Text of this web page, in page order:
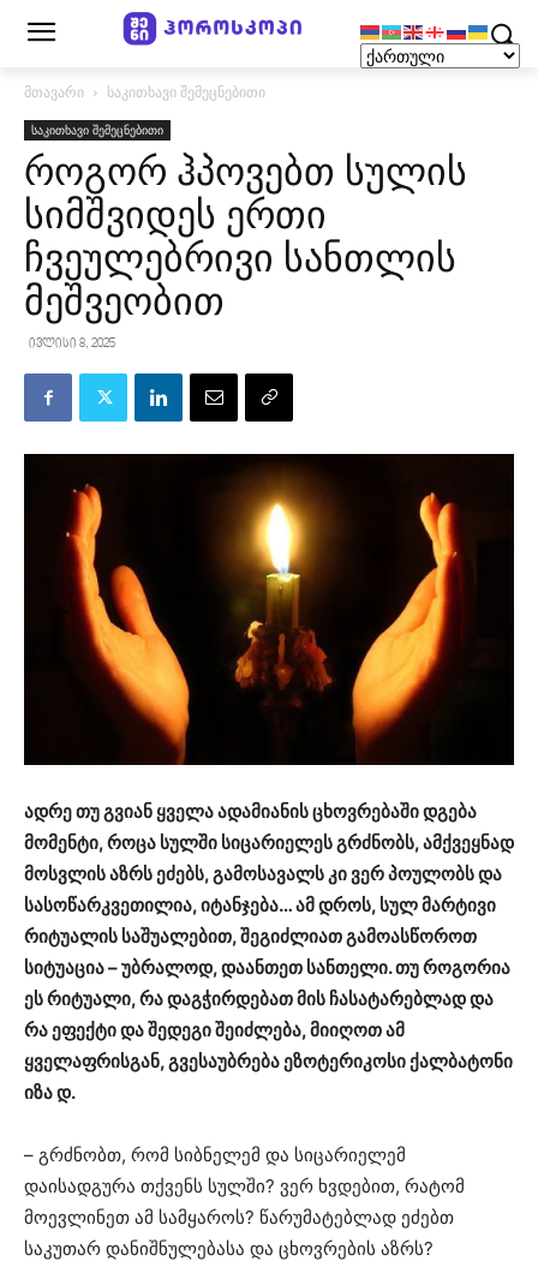
მთავარი საკითხავი შემეცნებითი
საკითხავი შემეცნებითი
როგორ ჰპოვებთ სულის
სიმშვიდეს ერთი
ჩვეულებრივი სანთლის
მეშვეობით
ივლისი 8, 2025
ადრე თუ გვიან ყველა ადამიანის ცხოვრებაში დგება
მომენტი, როცა სულში სიცარიელეს გრძნობს, ამქვეყნად
მოსვლის აზრს ეძებს, გამოსავალს კი ვერ პოულობს და
სასოწარკვეთილია, იტანჯება… ამ დროს, სულ მარტივი
რიტუალის საშუალებით, შეგიძლიათ გამოასწოროთ
სიტუაცია – უბრალოდ, დაანთეთ სანთელი. თუ როგორია
ეს რიტუალი, რა დაგჭირდებათ მის ჩასატარებლად და
რა ეფექტი და შედეგი შეიძლება, მიიღოთ ამ
ყველაფრისგან, გვესაუბრება ეზოტერიკოსი ქალბატონი
იზა დ.
– გრძნობთ, რომ სიბნელემ და სიცარიელემ
დაისადგურა თქვენს სულში? ვერ ხვდებით, რატომ
მოევლინეთ ამ სამყაროს? წარუმატებლად ეძებთ
საკუთარ დანიშნულებასა და ცხოვრების აზრს?